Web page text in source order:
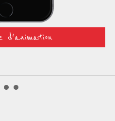
d'animation